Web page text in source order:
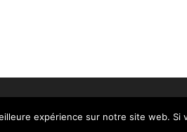
expérience sur notre site web.